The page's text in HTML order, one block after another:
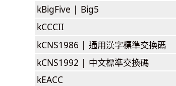
kBigFive | Big5
kCCCII
kCNS1986 | 通用漢字標準交換碼
kCNS1992 | 中文標準交換碼
kEACC